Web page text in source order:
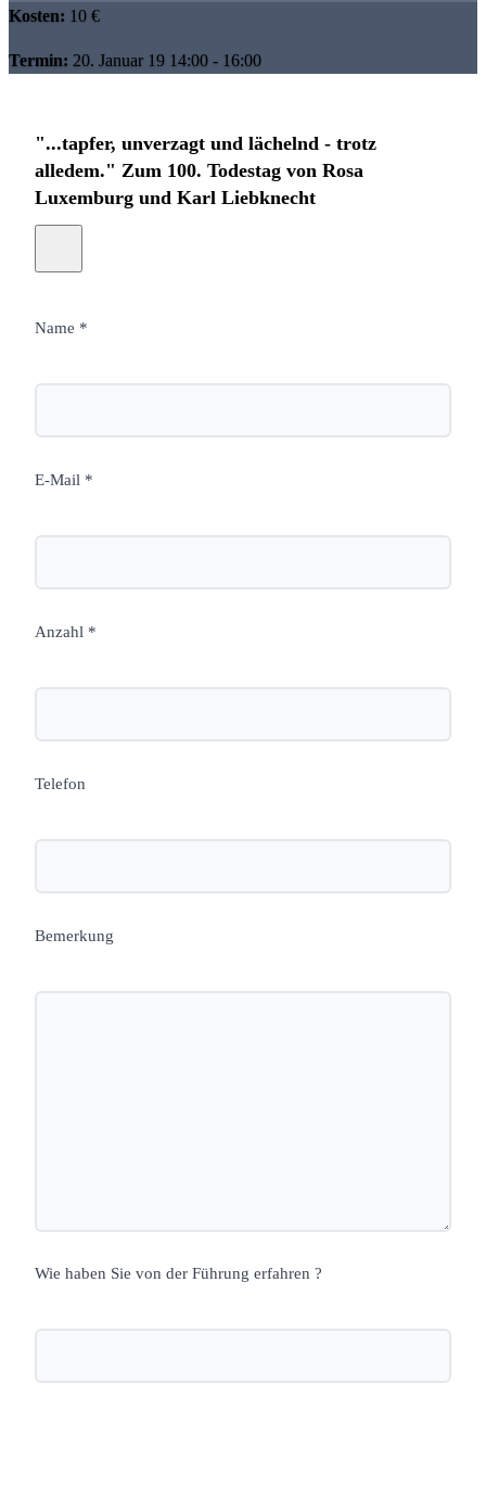
Kosten: 10 €
Termin: 20. Januar 19 14:00 - 16:00
"...tapfer, unverzagt und lächelnd - trotz
alledem." Zum 100. Todestag von Rosa
Luxemburg und Karl Liebknecht
Name *
E-Mail *
Anzahl *
Telefon
Bemerkung
Wie haben Sie von der Führung erfahren ?